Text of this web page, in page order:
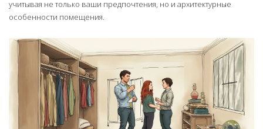
учитывая не только ваши предпочтения, но и архитектурные
особенности помещения.